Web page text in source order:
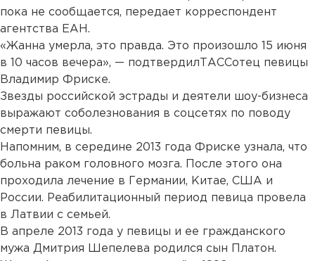
пока не сообщается, передает корреспондент
агентства ЕАН.
«Жанна умерла, это правда. Это произошло 15 июня
в 10 часов вечера», — подтвердилТАССотец певицы
Владимир Фриске.
Звезды российской эстрады и деятели шоу-бизнеса
выражают соболезнования в соцсетях по поводу
смерти певицы.
Напомним, в середине 2013 года Фриске узнала, что
больна раком головного мозга. После этого она
проходила лечение в Германии, Китае, США и
России. Реабилитационный период певица провела
в Латвии с семьей.
В апреле 2013 года у певицы и ее гражданского
мужа Дмитрия Шепелева родился сын Платон.